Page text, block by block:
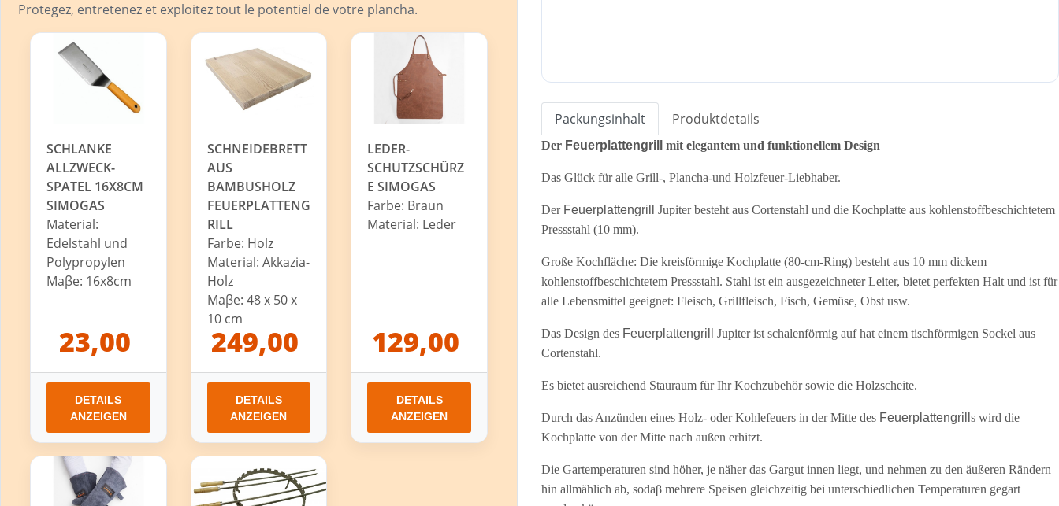
Packungsinhalt Produktdetails
Der Feuerplattengrill mit elegantem und funktionellem Design
Das Glück für alle Grill-, Plancha-und Holzfeuer-Liebhaber.
Der Feuerplattengrill
Jupiter besteht aus Cortenstahl und die Kochplatte aus kohlenstoffbeschichtetem
Pressstahl (10 mm).
Große Kochfläche: Die kreisförmige Kochplatte (80-cm-Ring) besteht aus 10 mm dickem
kohlenstoffbeschichtetem Pressstahl. Stahl ist ein ausgezeichneter Leiter, bietet perfekten Halt und ist für
alle Lebensmittel geeignet: Fleisch, Grillfleisch, Fisch, Gemüse, Obst usw.
Das Design des Feuerplattengrill
Jupiter ist schalenförmig auf hat einem tischförmigen Sockel aus
Cortenstahl.
Es bietet ausreichend Stauraum für Ihr Kochzubehör sowie die Holzscheite.
Durch das Anzünden eines Holz- oder Kohlefeuers in der Mitte des Feuerplattengrill s wird die
Kochplatte von der Mitte nach außen erhitzt.
Die Gartemperaturen sind höher, je näher das Gargut innen liegt, und nehmen zu den äußeren Rändern
hin allmählich ab, sodaβ mehrere Speisen gleichzeitig bei unterschiedlichen Temperaturen gegart
Protegez, entretenez et exploitez tout le potentiel de votre plancha.
SCHLANKE
ALLZWECK-
SPATEL 16X8CM
SIMOGAS
Material:
Edelstahl und
Polypropylen
Maβe: 16x8cm
23,00
DETAILS
ANZEIGEN
SCHNEIDEBRETT
AUS
BAMBUSHOLZ
FEUERPLATTENG
RILL
Farbe: Holz
Material: Akkazia-
Holz
Maβe: 48 x 50 x
10 cm
249,00
DETAILS
ANZEIGEN
LEDER-
SCHUTZSCHÜRZ
E SIMOGAS
Farbe: Braun
Material: Leder
129,00
DETAILS
ANZEIGEN